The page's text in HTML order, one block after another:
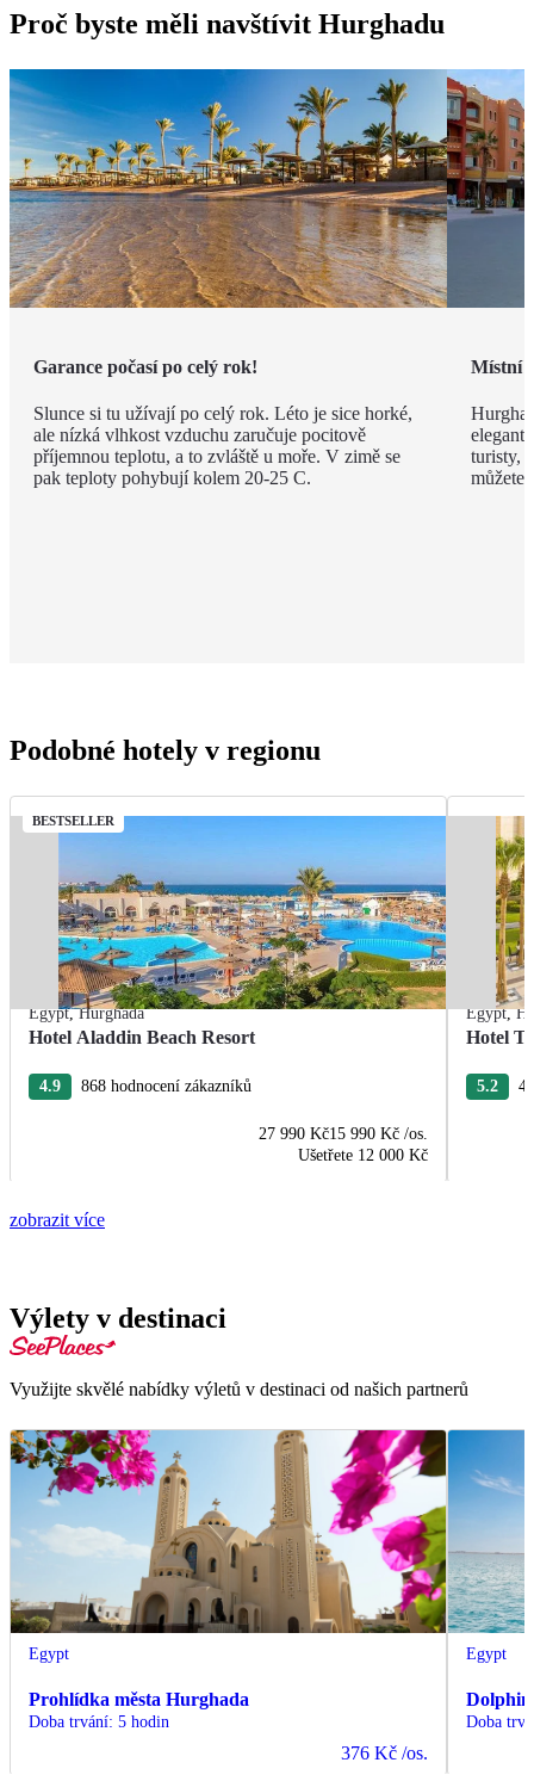
Proč byste měli navštívit Hurghadu
Garance počasí po celý rok!
Slunce si tu užívají po celý rok. Léto je sice horké,
ale nízká vlhkost vzduchu zaručuje pocitově
příjemnou teplotu, a to zvláště u moře. V zimě se
pak teploty pohybují kolem 20-25 C.
Místní
turisty,
můžete
Podobné hotely v regionu
BESTSELLER
Egypt,Hurghada
Hotel Aladdin Beach Resort
4.9 868 hodnocení zákazníků
27 990 Kč15 990 Kč /os.
Ušetřete 12 000 Kč
Egypt,
Hotel
5.2
zobrazit více
Výlety v destinaci
Využijte skvělé nabídky výletů v destinaci od našich partnerů
Egypt
Prohlídka města Hurghada
Doba trvání: 5 hodin
376 Kč /os.
Egypt
Dolphin
Doba